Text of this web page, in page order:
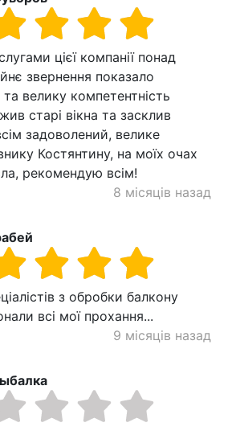
цієї компанії понад
звернення показало
та велику компетентність
старі вікна та засклив
задоволений, велике
Костянтину, на моїх очах
рекомендую всім!
8 місяців назад
з обробки балкону
всі мої прохання...
9 місяців назад